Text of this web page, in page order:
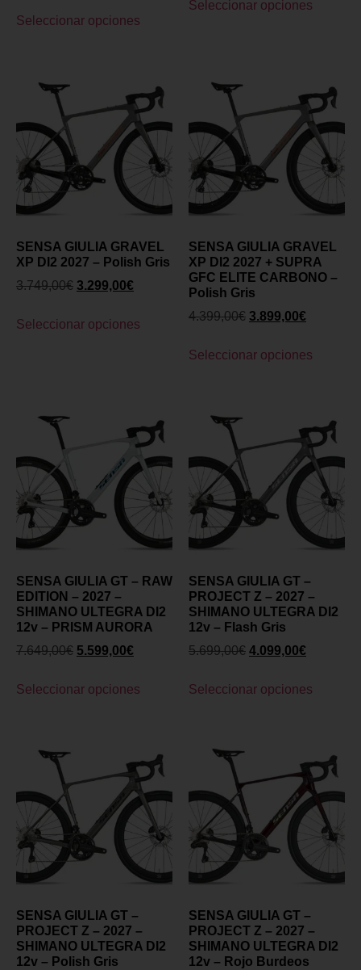
Seleccionar opciones
Seleccionar opciones
SENSA GIULIA GRAVEL
XP DI2 2027 – Polish Gris
3.749,00€ 3.299,00€
Seleccionar opciones
SENSA GIULIA GRAVEL
XP DI2 2027 + SUPRA
GFC ELITE CARBONO –
Polish Gris
4.399,00€ 3.899,00€
Seleccionar opciones
SENSA GIULIA GT – RAW
EDITION – 2027 –
SHIMANO ULTEGRA DI2
12v – PRISM AURORA
7.649,00€ 5.599,00€
Seleccionar opciones
SENSA GIULIA GT –
PROJECT Z – 2027 –
SHIMANO ULTEGRA DI2
12v – Flash Gris
5.699,00€ 4.099,00€
Seleccionar opciones
SENSA GIULIA GT –
PROJECT Z – 2027 –
SHIMANO ULTEGRA DI2
12v – Polish Gris
SENSA GIULIA GT –
PROJECT Z – 2027 –
SHIMANO ULTEGRA DI2
12v – Rojo Burdeos